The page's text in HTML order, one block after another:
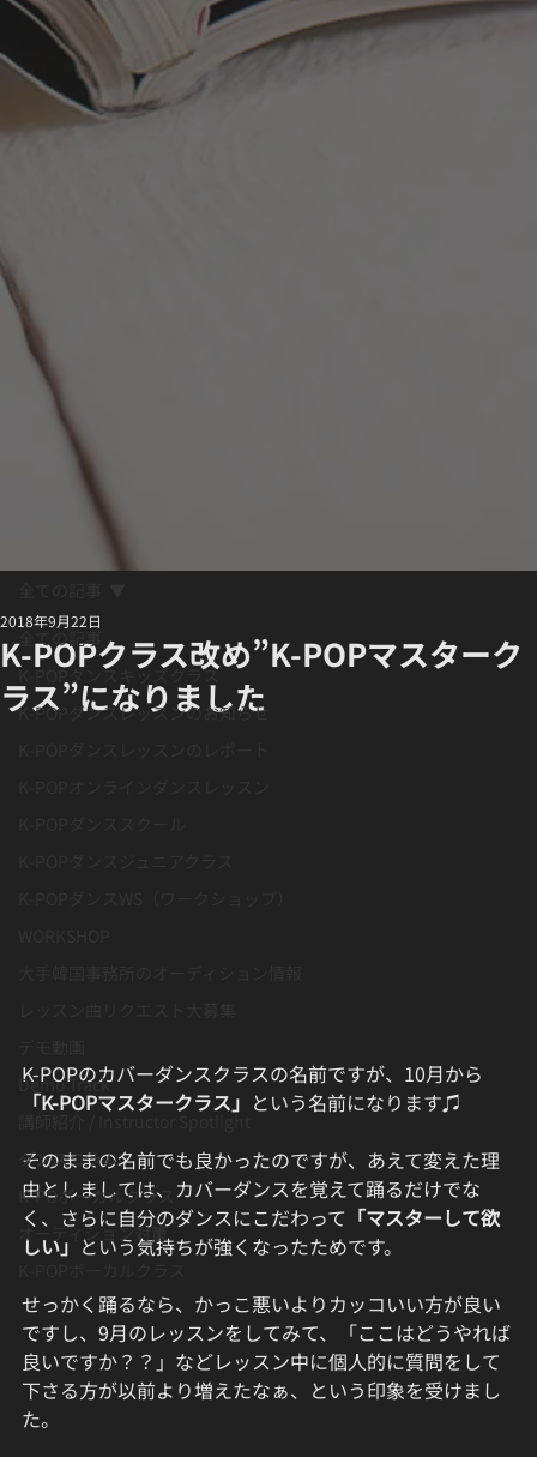
全ての記事
K-POPダンスキッズクラス
K-POPダンスレッスンのお知らせ
Demo Track
講師紹介 / Instructor Spotlight
ダンスコラム
K-POボーカルクラス
オーディション対策
K-POPクラス改め”K-POPマスターク
ラス”になりました
2018年9月22日
K-POPのカバーダンスクラスの名前ですが、10月から
「K-POPマスタークラス」 という名前になります♫
そのままの名前でも良かったのですが、あえて変えた理
由としましては、カバーダンスを覚えて踊るだけでな
く、さらに自分のダンスにこだわって 「マスターして欲
しい」 という気持ちが強くなったためです。
せっかく踊るなら、かっこ悪いよりカッコいい方が良い
ですし、9月のレッスンをしてみて、「ここはどうやれば
良いですか？？」などレッスン中に個人的に質問をして
下さる方が以前より増えたなぁ、という印象を受けまし
た。